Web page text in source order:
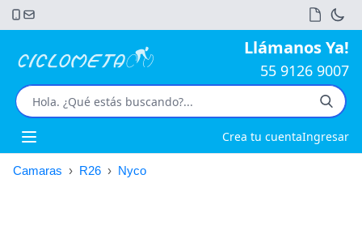
Llámanos Ya!
55 9126 9007
Open main menu Crea tu cuentaIngresar
Camaras › R26 › Nyco